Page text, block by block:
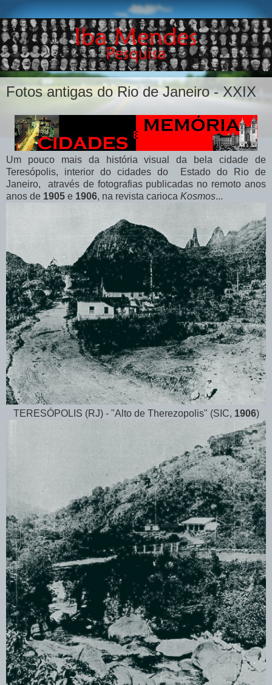
Fotos antigas do Rio de Janeiro - XXIX
Um pouco mais da história visual da bela cidade de
Teresópolis, interior do cidades do Estado do Rio de
Janeiro, através de fotografias publicadas no remoto anos
anos de 1905 e 1906, na revista carioca Kosmos...
TERESÓPOLIS (RJ) - "Alto de Therezopolis" (SIC, 1906)